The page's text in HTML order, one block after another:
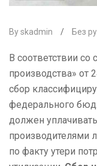
By skadmin / Без
В соответствии со
производства» от
сбор
федерального
должен
производителями
по факту утери